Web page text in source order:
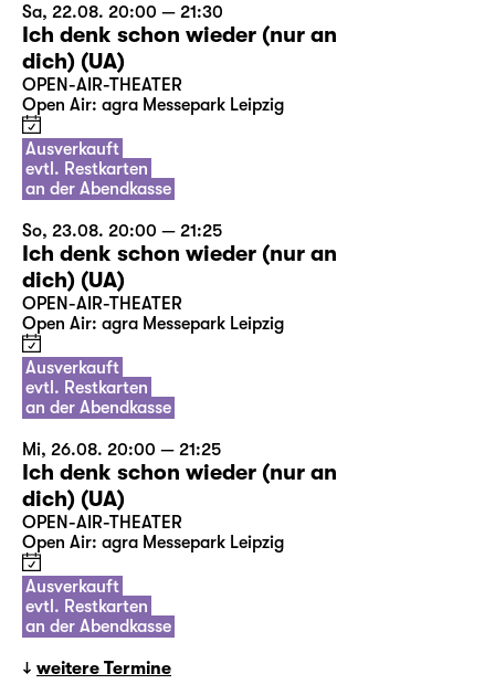
Sa, 22.08. 20:00 — 21:30
Ich denk schon wieder (nur an
dich) (UA)
OPEN-AIR-THEATER
Open Air: agra Messepark Leipzig
Ausverkauft
evtl. Restkarten
an der Abendkasse
So, 23.08. 20:00 — 21:25
Ich denk schon wieder (nur an
dich) (UA)
OPEN-AIR-THEATER
Open Air: agra Messepark Leipzig
Ausverkauft
evtl. Restkarten
an der Abendkasse
Mi, 26.08. 20:00 — 21:25
Ich denk schon wieder (nur an
dich) (UA)
OPEN-AIR-THEATER
Open Air: agra Messepark Leipzig
Ausverkauft
evtl. Restkarten
an der Abendkasse
weitere Termine